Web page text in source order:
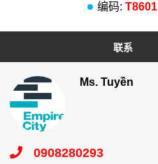
编码: T8601
联系
Ms. Tuyền
0908280293